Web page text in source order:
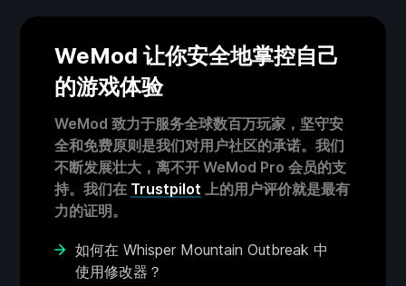
WeMod 让你安全地掌控自己
的游戏体验
WeMod 致力于服务全球数百万玩家，坚守安
全和免费原则是我们对用户社区的承诺。我们
不断发展壮大，离不开 WeMod Pro 会员的支
持。我们在 Trustpilot 上的用户评价就是最有
力的证明。
如何在 Whisper Mountain Outbreak 中
使用修改器？